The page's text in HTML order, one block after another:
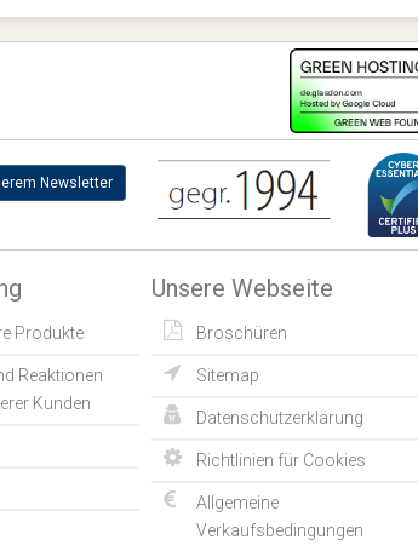
Newsletter
Produkte
Reaktionen
Kunden
Unsere Webseite
Broschüren
Sitemap
Datenschutzerklärung
Richtlinien für Cookies
Allgemeine
Verkaufsbedingungen